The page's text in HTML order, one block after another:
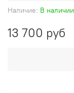
Наличие: В наличии
13 700 руб